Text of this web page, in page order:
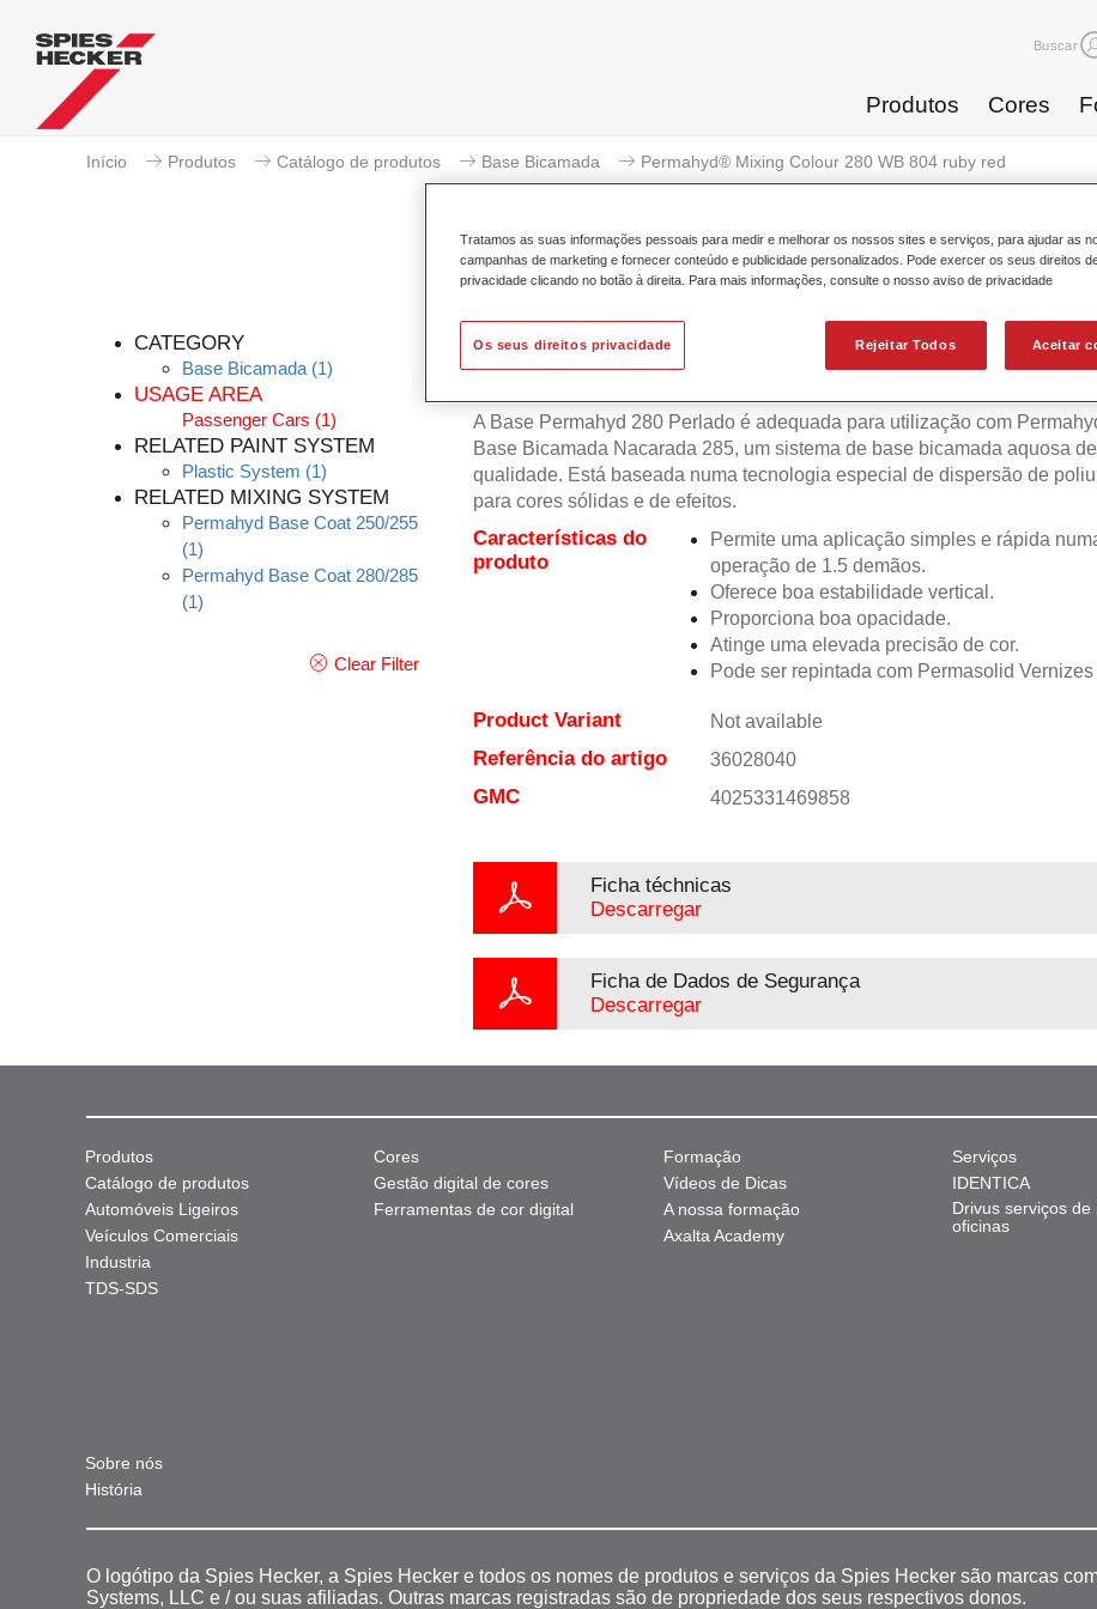
Buscar
Produtos Cores
Início Produtos Catálogo de produtos Base Bicamada Permahyd® Mixing Colour 280 WB 804 ruby red
CATEGORY
Base Bicamada (1)
USAGE AREA
Passenger Cars (1)
RELATED PAINT SYSTEM
Plastic System (1)
RELATED MIXING SYSTEM
Permahyd Base Coat 250/255
(1)
Permahyd Base Coat 280/285
(1)
Clear Filter
Permahyd® Mixing Colour
A Base Permahyd 280 Perlado é adequada para utilização com
Base Bicamada Nacarada 285, um sistema de base bicamada aquosa
qualidade. Está baseada numa tecnologia especial de dispersão de
para cores sólidas e de efeitos.
Características do
produto
Permite uma aplicação simples e rápida
operação de 1.5 demãos.
Oferece boa estabilidade vertical.
Proporciona boa opacidade.
Atinge uma elevada precisão de cor.
Pode ser repintada com Permasolid Vernizes
Product Variant Not available
Referência do artigo 36028040
GMC 4025331469858
Ficha téchnicas
Descarregar
Ficha de Dados de Segurança
Descarregar
Produtos
Catálogo de produtos
Automóveis Ligeiros
Veículos Comerciais
Industria
TDS-SDS
Cores
Gestão digital de cores
Ferramentas de cor digital
Formação
Vídeos de Dicas
A nossa formação
Axalta Academy
Serviços
IDENTICA
Drivus serviços de
oficinas
Sobre nós
História
O logótipo da Spies Hecker, a Spies Hecker e todos os nomes de produtos e serviços da Spies Hecker são marcas
Systems, LLC e / ou suas afiliadas. Outras marcas registradas são de propriedade dos seus respectivos donos.
Tratamos as suas informações pessoais para medir e melhorar os nossos sites e serviços, para ajudar as
campanhas de marketing e fornecer conteúdo e publicidade personalizados. Pode exercer os seus direitos
privacidade clicando no botão à direita. Para mais informações, consulte o nosso aviso de privacidade
Rejeitar Todos Aceitar
Os seus direitos privacidade